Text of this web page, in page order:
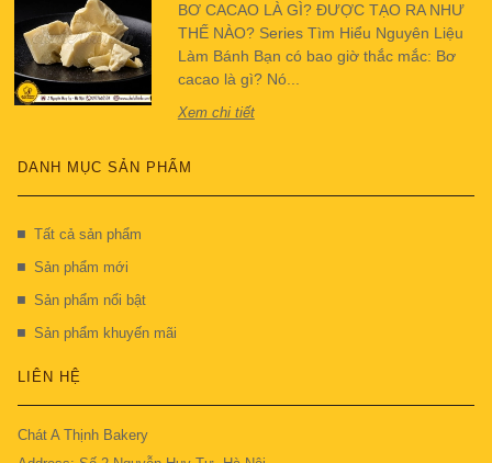
BƠ CACAO LÀ GÌ? ĐƯỢC TẠO RA NHƯ
THẾ NÀO? Series Tìm Hiểu Nguyên Liệu
Làm Bánh Bạn có bao giờ thắc mắc: Bơ
cacao là gì? Nó...
Xem chi tiết
DANH MỤC SẢN PHẨM
Tất cả sản phẩm
Sản phẩm mới
Sản phẩm nổi bật
Sản phẩm khuyến mãi
LIÊN HỆ
Chát A Thịnh Bakery